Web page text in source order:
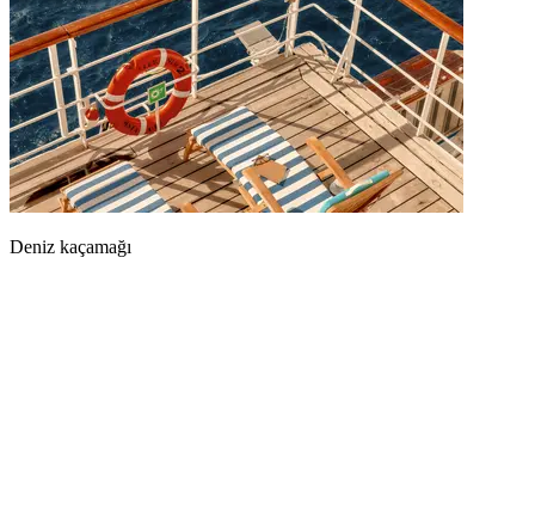
Deniz kaçamağı